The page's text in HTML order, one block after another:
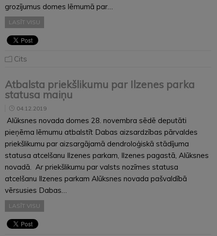
grozījumus domes lēmumā par…
LASĪT VISU
Cits
Atbalsta priekšlikumu par Ilzenes parka
statusa maiņu
04.12.2019
Alūksnes novada domes 28. novembra sēdē deputāti
pieņēma lēmumu atbalstīt Dabas aizsardzības pārvaldes
priekšlikumu par aizsargājamā dendroloģiskā stādījuma
statusa atcelšanu Ilzenes parkam, Ilzenes pagastā, Alūksnes
novadā. Ar priekšlikumu par valsts nozīmes statusa
atcelšanu Ilzenes parkam Alūksnes novada pašvaldībā
vērsusies Dabas…
LASĪT VISU